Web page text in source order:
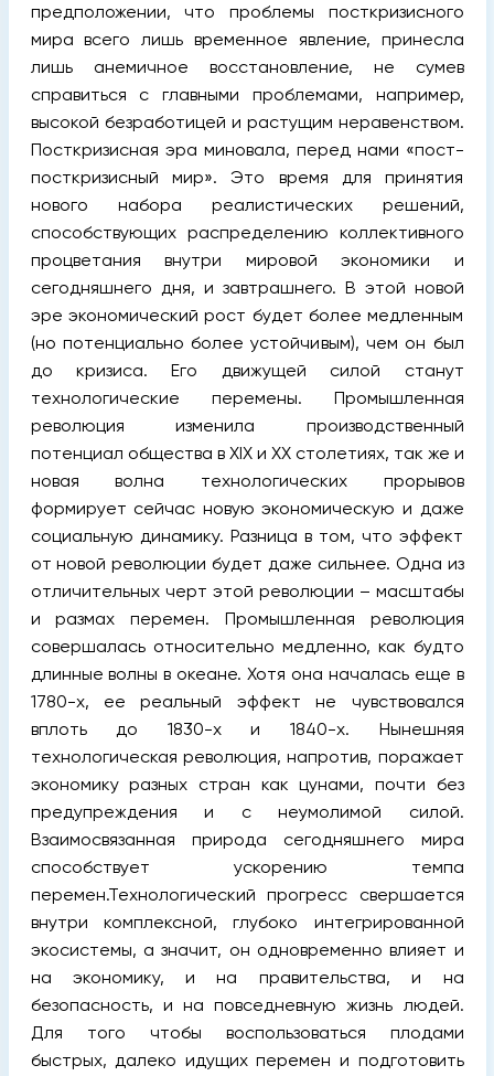
предположении, что проблемы посткризисного
мира всего лишь временное явление, принесла
лишь анемичное восстановление, не сумев
справиться с главными проблемами, например,
высокой безработицей и растущим неравенством.
Посткризисная эра миновала, перед нами «пост-
посткризисный мир». Это время для принятия
нового набора реалистических решений,
способствующих распределению коллективного
процветания внутри мировой экономики и
сегодняшнего дня, и завтрашнего. В этой новой
эре экономический рост будет более медленным
(но потенциально более устойчивым), чем он был
до кризиса. Его движущей силой станут
технологические перемены. Промышленная
революция изменила производственный
потенциал общества в XIX и XX столетиях, так же и
новая волна технологических прорывов
формирует сейчас новую экономическую и даже
социальную динамику. Разница в том, что эффект
от новой революции будет даже сильнее. Одна из
отличительных черт этой революции – масштабы
и размах перемен. Промышленная революция
совершалась относительно медленно, как будто
длинные волны в океане. Хотя она началась еще в
1780-х, ее реальный эффект не чувствовался
вплоть до 1830-х и 1840-х. Нынешняя
технологическая революция, напротив, поражает
экономику разных стран как цунами, почти без
предупреждения и с неумолимой силой.
Взаимосвязанная природа сегодняшнего мира
способствует ускорению темпа
перемен.Технологический прогресс свершается
внутри комплексной, глубоко интегрированной
экосистемы, а значит, он одновременно влияет и
на экономику, и на правительства, и на
безопасность, и на повседневную жизнь людей.
Для того чтобы воспользоваться плодами
быстрых, далеко идущих перемен и подготовить